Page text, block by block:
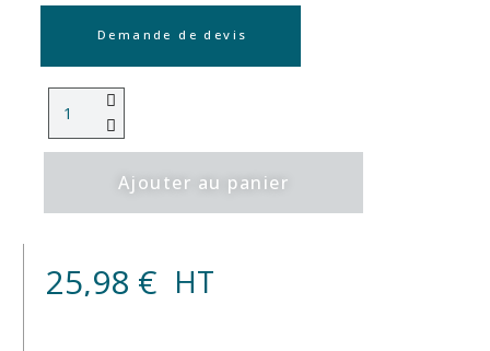
Demande de devis
Ajouter au panier
25,98 € HT